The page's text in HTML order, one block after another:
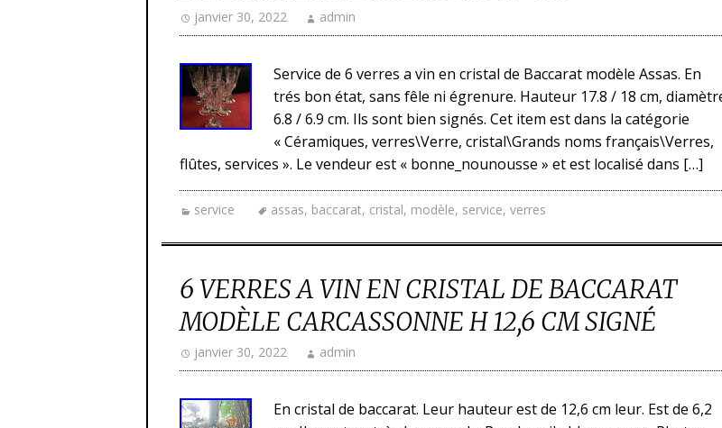
janvier 30, 2022 admin
Service de 6 verres a vin en cristal de Baccarat modèle Assas. En
trés bon état, sans fêle ni égrenure. Hauteur 17.8 / 18 cm,
6.8 / 6.9 cm. Ils sont bien signés. Cet item est dans la catégorie
« Céramiques, verres\Verre, cristal\Grands noms français\Verres,
flûtes, services ». Le vendeur est « bonne_nounousse » et est localisé dans […]
service assas, baccarat, cristal, modèle, service, verres
6 VERRES A VIN EN CRISTAL DE BACCARAT
MODÈLE CARCASSONNE H 12,6 CM SIGNÉ
janvier 30, 2022 admin
En cristal de baccarat. Leur hauteur est de 12,6 cm leur. Est de 6,2